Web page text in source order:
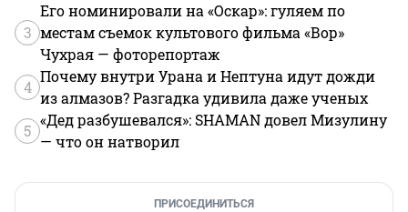
3
Его номинировали на «Оскар»: гуляем по
местам съемок культового фильма «Вор»
Чухрая — фоторепортаж
4
Почему внутри Урана и Нептуна идут дожди
из алмазов? Разгадка удивила даже ученых
5
«Дед разбушевался»: SHAMAN довел Мизулину
— что он натворил
ПРИСОЕДИНИТЬСЯ